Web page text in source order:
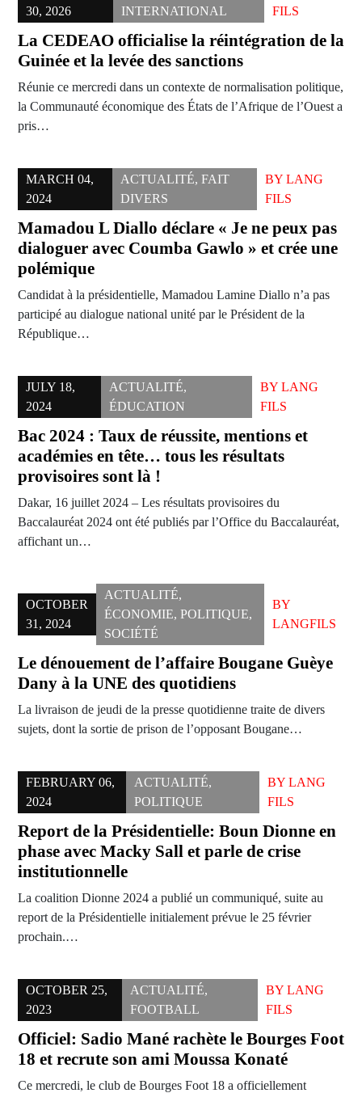
30, 2026
INTERNATIONAL
FILS
La CEDEAO officialise la réintégration de la
Guinée et la levée des sanctions
Réunie ce mercredi dans un contexte de normalisation politique,
la Communauté économique des États de l’Afrique de l’Ouest a
pris…
MARCH 04,
2024
ACTUALITÉ, FAIT
DIVERS
BYLANG
FILS
Mamadou L Diallo déclare « Je ne peux pas
dialoguer avec Coumba Gawlo » et crée une
polémique
Candidat à la présidentielle, Mamadou Lamine Diallo n’a pas
participé au dialogue national unité par le Président de la
République…
JULY 18,
2024
ACTUALITÉ,
ÉDUCATION
BYLANG
FILS
Bac 2024 : Taux de réussite, mentions et
académies en tête… tous les résultats
provisoires sont là !
Dakar, 16 juillet 2024 – Les résultats provisoires du
Baccalauréat 2024 ont été publiés par l’Office du Baccalauréat,
affichant un…
OCTOBER
31, 2024
ACTUALITÉ,
ÉCONOMIE, POLITIQUE,
SOCIÉTÉ
BY
LANGFILS
Le dénouement de l’affaire Bougane Guèye
Dany à la UNE des quotidiens
La livraison de jeudi de la presse quotidienne traite de divers
sujets, dont la sortie de prison de l’opposant Bougane…
FEBRUARY 06,
2024
ACTUALITÉ,
POLITIQUE
BY LANG
FILS
Report de la Présidentielle: Boun Dionne en
phase avec Macky Sall et parle de crise
institutionnelle
La coalition Dionne 2024 a publié un communiqué, suite au
report de la Présidentielle initialement prévue le 25 février
prochain.…
OCTOBER 25,
2023
ACTUALITÉ,
FOOTBALL
BYLANG
FILS
Officiel: Sadio Mané rachète le Bourges Foot
18 et recrute son ami Moussa Konaté
Ce mercredi, le club de Bourges Foot 18 a officiellement